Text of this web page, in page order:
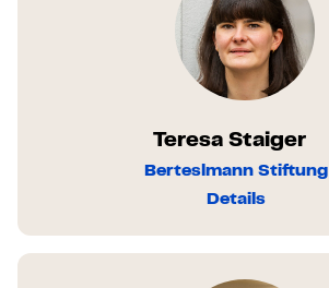
Teresa Staiger
Berteslmann Stiftung
Details